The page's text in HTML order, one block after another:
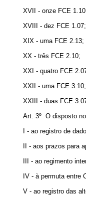
XVII - onze FCE
XVIII - dez FCE 1.07;
XIX - uma FCE 2.13;
XX - três FCE 2.10;
XXI - quatro FCE
XXII - uma FCE
XXIII - duas FCE
Art. 3º O disposto
I - ao registro de
II - aos prazos para
III - ao regimento
IV - à permuta entre
V - ao registro das